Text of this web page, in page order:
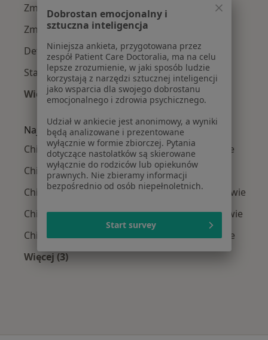
Zmiany skórne w Warszawie
Zmarszczki w Warszawie
Defekty kosmetyczne w Warszawie
Starzenie się skóry w Warszawie
Więcej (15)
Więcej w kategorii: Najczęście leczone
Najpopularniejsze ubezpieczenia
Chirurdzy plastyczni z Medicover w Warszawie
Chirurdzy plastyczni z Allianz w Warszawie
Chirurdzy plastyczni z INTER Polska w Warszawie
Chirurdzy plastyczni z Signal Iduna w Warszawie
Chirurdzy plastyczni z Compensa w Warszawie
Więcej (3)
Dobrostan emocjonalny i
sztuczna inteligencja
Niniejsza ankieta, przygotowana przez
zespół Patient Care Doctoralia, ma na celu
lepsze zrozumienie, w jaki sposób ludzie
korzystają z narzędzi sztucznej inteligencji
jako wsparcia dla swojego dobrostanu
emocjonalnego i zdrowia psychicznego.
Udział w ankiecie jest anonimowy, a wyniki
będą analizowane i prezentowane
wyłącznie w formie zbiorczej. Pytania
dotyczące nastolatków są skierowane
wyłącznie do rodziców lub opiekunów
prawnych. Nie zbieramy informacji
bezpośrednio od osób niepełnoletnich.
Start survey